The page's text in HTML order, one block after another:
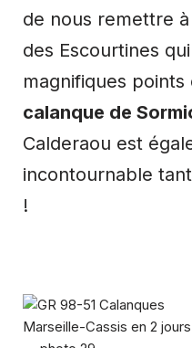
de nous remettre à
des Escourtines
magnifiques points
calanque de
Calderaou est
incontournable
!